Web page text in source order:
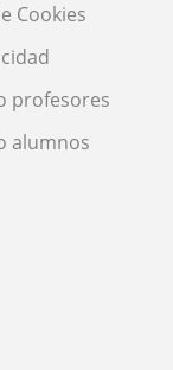
Cookies
profesores
alumnos